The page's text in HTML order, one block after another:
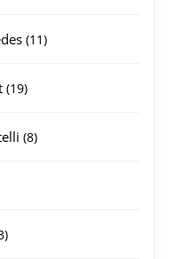
1111
1919
88
3